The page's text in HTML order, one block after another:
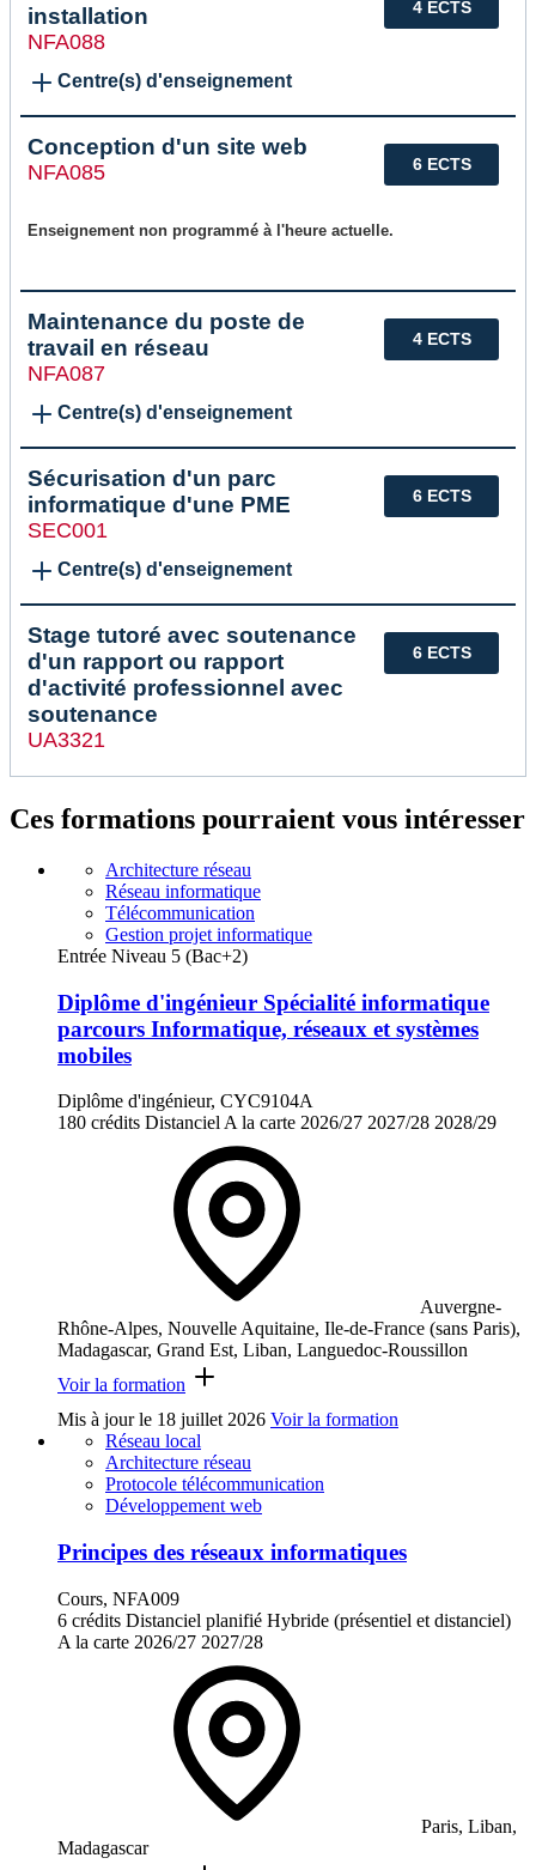
4 ECTS
installation
NFA088
Centre(s) d'enseignement
6 ECTS
Conception d'un site web
NFA085
Enseignement non programmé à l'heure actuelle.
4 ECTS
Maintenance du poste de
travail en réseau
NFA087
Centre(s) d'enseignement
6 ECTS
Sécurisation d'un parc
informatique d'une PME
SEC001
Centre(s) d'enseignement
6 ECTS
Stage tutoré avec soutenance
d'un rapport ou rapport
d'activité professionnel avec
soutenance
UA3321
Ces formations pourraient vous intéresser
Architecture réseau
Réseau informatique
Télécommunication
Gestion projet informatique
Entrée Niveau 5 (Bac+2)
Diplôme d'ingénieur Spécialité informatique
parcours Informatique, réseaux et systèmes
mobiles
Diplôme d'ingénieur, CYC9104A
180 crédits Distanciel A la carte 2026/27 2027/28 2028/29
Auvergne-
Rhône-Alpes, Nouvelle Aquitaine, Ile-de-France (sans Paris),
Madagascar, Grand Est, Liban, Languedoc-Roussillon
Voir la formation
Mis à jour le 18 juillet 2026 Voir la formation
Réseau local
Architecture réseau
Protocole télécommunication
Développement web
Principes des réseaux informatiques
Cours, NFA009
6 crédits Distanciel planifié Hybride (présentiel et distanciel)
A la carte 2026/27 2027/28
Paris, Liban,
Madagascar